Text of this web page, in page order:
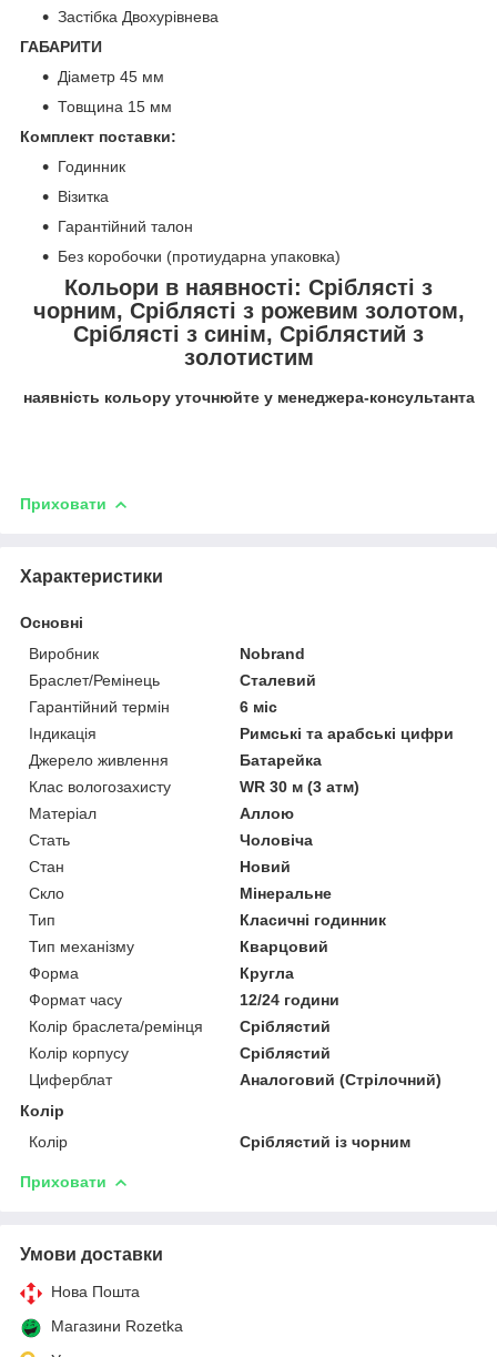
Застібка Двохурівнева
ГАБАРИТИ
Діаметр 45 мм
Товщина 15 мм
Комплект поставки:
Годинник
Візитка
Гарантійний талон
Без коробочки (протиударна упаковка)
Кольори в наявності: Сріблясті з
чорним, Сріблясті з рожевим золотом,
Сріблясті з синім, Сріблястий з
золотистим
наявність кольору уточнюйте у менеджера-консультанта
Приховати
Характеристики
Основні
Виробник
Nobrand
Браслет/Ремінець
Сталевий
Гарантійний термін
6 міс
Індикація
Римські та арабські цифри
Джерело живлення
Батарейка
Клас вологозахисту
WR 30 м (3 атм)
Матеріал
Аллою
Стать
Чоловіча
Стан
Новий
Скло
Мінеральне
Тип
Класичні годинник
Тип механізму
Кварцовий
Форма
Кругла
Формат часу
12/24 години
Колір браслета/ремінця
Сріблястий
Колір корпусу
Сріблястий
Циферблат
Аналоговий (Стрілочний)
Колір
Колір
Сріблястий із чорним
Приховати
Умови доставки
Нова Пошта
Магазини Rozetka